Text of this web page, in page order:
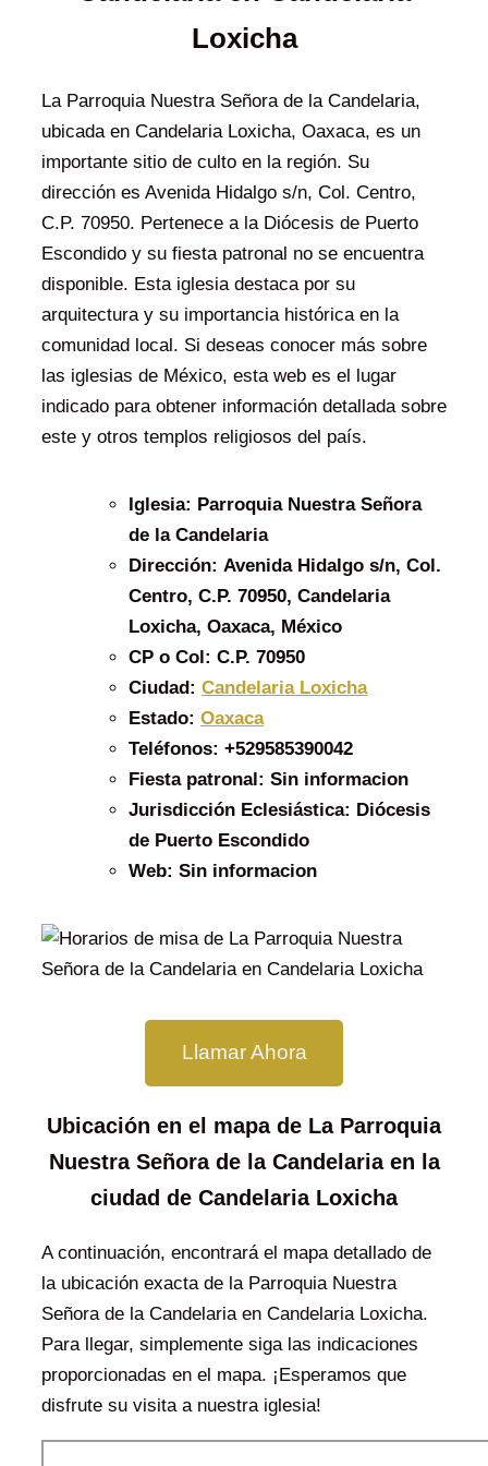
Loxicha
La Parroquia Nuestra Señora de la Candelaria,
ubicada en Candelaria Loxicha, Oaxaca, es un
importante sitio de culto en la región. Su
dirección es Avenida Hidalgo s/n, Col. Centro,
C.P. 70950. Pertenece a la Diócesis de Puerto
Escondido y su fiesta patronal no se encuentra
disponible. Esta iglesia destaca por su
arquitectura y su importancia histórica en la
comunidad local. Si deseas conocer más sobre
las iglesias de México, esta web es el lugar
indicado para obtener información detallada sobre
este y otros templos religiosos del país.
Iglesia: Parroquia Nuestra Señora
de la Candelaria
Dirección: Avenida Hidalgo s/n, Col.
Centro, C.P. 70950, Candelaria
Loxicha, Oaxaca, México
CP o Col: C.P. 70950
Ciudad: Candelaria Loxicha
Estado: Oaxaca
Teléfonos: +529585390042
Fiesta patronal: Sin informacion
Jurisdicción Eclesiástica: Diócesis
de Puerto Escondido
Web: Sin informacion
Llamar Ahora
Ubicación en el mapa de La Parroquia
Nuestra Señora de la Candelaria en la
ciudad de Candelaria Loxicha
A continuación, encontrará el mapa detallado de
la ubicación exacta de la Parroquia Nuestra
Señora de la Candelaria en Candelaria Loxicha.
Para llegar, simplemente siga las indicaciones
proporcionadas en el mapa. ¡Esperamos que
disfrute su visita a nuestra iglesia!